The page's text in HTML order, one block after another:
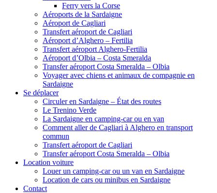
Ferry vers la Corse
Aéroports de la Sardaigne
Aéroport de Cagliari
Transfert aéroport de Cagliari
Aéroport d’Alghero – Fertilia
Transfert aéroport Alghero-Fertilia
Aéroport d’Olbia – Costa Smeralda
Transfer aéroport Costa Smeralda – Olbia
Voyager avec chiens et animaux de compagnie en
Sardaigne
Se déplacer
Circuler en Sardaigne – État des routes
Le Trenino Verde
La Sardaigne en camping-car ou en van
Comment aller de Cagliari à Alghero en transport
commun
Transfert aéroport de Cagliari
Transfer aéroport Costa Smeralda – Olbia
Location voiture
Louer un camping-car ou un van en Sardaigne
Location de cars ou minibus en Sardaigne
Contact